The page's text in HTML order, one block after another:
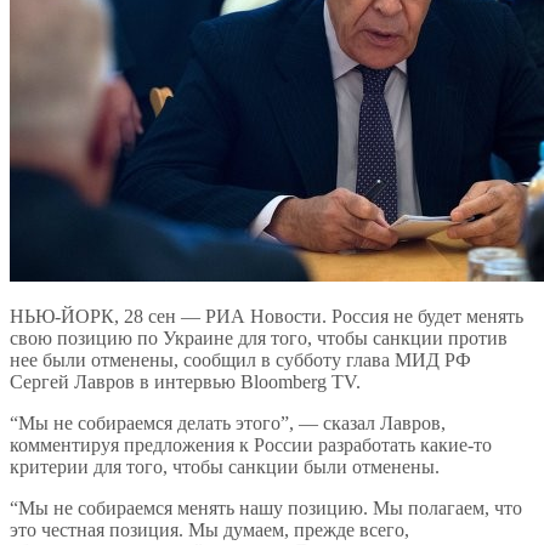
НЬЮ-ЙОРК, 28 сен — РИА Новости. Россия не будет менять
свою позицию по Украине для того, чтобы санкции против
нее были отменены, сообщил в субботу глава МИД РФ
Сергей Лавров в интервью Bloomberg TV.
“Мы не собираемся делать этого”, — сказал Лавров,
комментируя предложения к России разработать какие-то
критерии для того, чтобы санкции были отменены.
“Мы не собираемся менять нашу позицию. Мы полагаем, что
это честная позиция. Мы думаем, прежде всего,